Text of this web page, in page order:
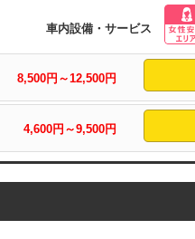
車内設備・サービス
8,500円～12,500円
4,600円～9,500円